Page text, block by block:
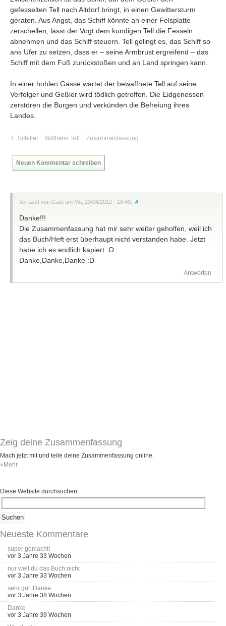
gefesselten Tell nach Altdorf bringt, in einen Gewittersturm
geraten. Aus Angst, das Schiff könnte an einer Felsplatte
zerschellen, lässt der Vogt dem kundigen Tell die Fesseln
abnehmen und das Schiff steuern. Tell gelingt es, das Schiff so
ans Ufer zu setzen, dass er – seine Armbrust ergreifend – das
Schiff mit dem Fuß zurückstoßen und an Land springen kann.
In einer hohlen Gasse wartet der bewaffnete Tell auf seine
Verfolger und Geßler wird tödlich getroffen. Die Eidgenossen
zerstören die Burgen und verkünden die Befreiung ihres
Landes.
+ Schiller Willhelm Tell Zusammenfassung
Neuen Kommentar schreiben
Verfasst von Gast am Mo, 23/04/2012 - 16:40. #
Danke!!!
Die Zusammenfassung hat mir sehr weiter geholfen, weil ich
das Buch/Heft erst überhaupt nicht verstanden habe. Jetzt
habe ich es endlich kapiert :O
Danke,Danke,Danke :D
Antworten
Zeig deine Zusammenfassung
Mach jetzt mit und teile deine Zusammenfassung online.
»Mehr
Diese Website durchsuchen:
Neueste Kommentare
super gemacht!
vor 3 Jahre 33 Wochen
nur weil du das Buch nicht
vor 3 Jahre 33 Wochen
sehr gut. Danke
vor 3 Jahre 38 Wochen
Danke
vor 3 Jahre 39 Wochen